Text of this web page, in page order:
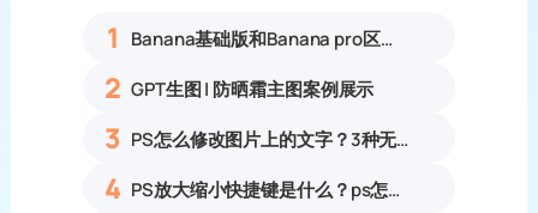
1 Banana基础版和Banana pro区别对比丨具体案例应用+使用教程
2 GPT生图 | 防晒霜主图案例展示
3 PS怎么修改图片上的文字？3种无痕改字方法，新手也能搞定
4 PS放大缩小快捷键是什么？ps怎么把图片拉大拉小？